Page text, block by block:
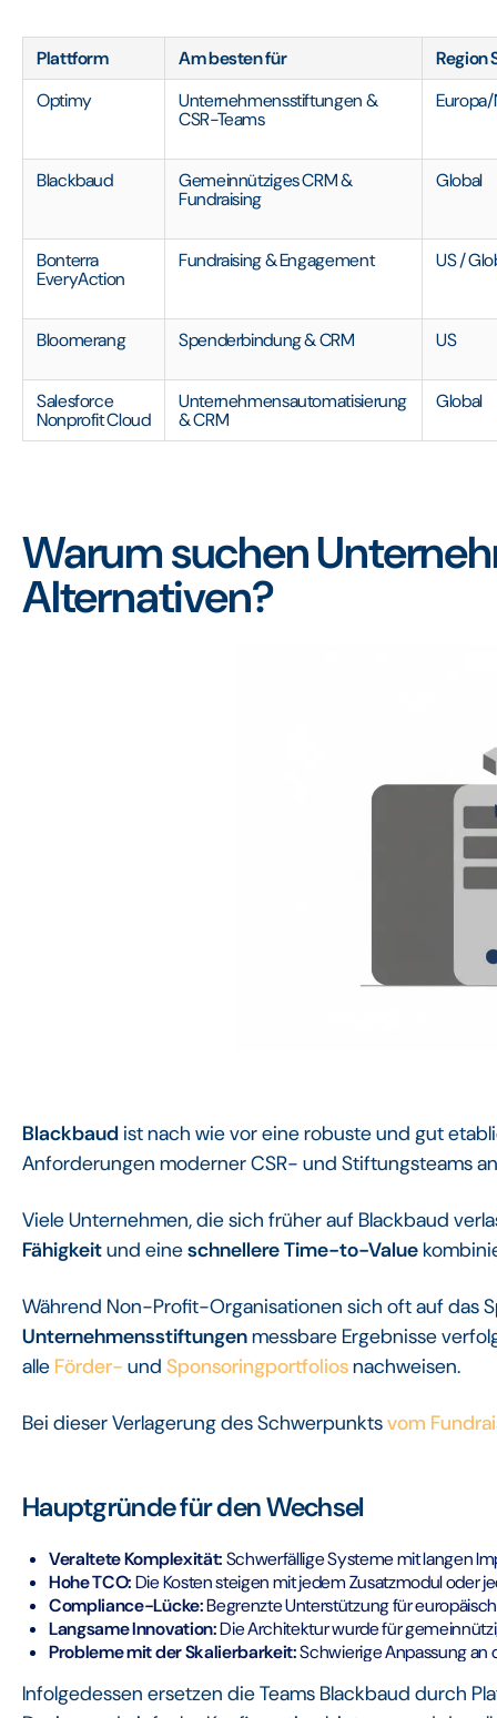
Plattform Am besten für
Region
Optimy
Unternehmensstiftungen &
CSR-Teams
Blackbaud
Gemeinnütziges CRM &
Fundraising
Global
Bonterra
EveryAction
Fundraising & Engagement US /
Bloomerang Spenderbindung & CRM US
Salesforce
Nonprofit Cloud
Unternehmensautomatisierung
& CRM
Global
Warum suchen
Alternativen?
Blackbaud ist nach wie vor eine robuste und gut
Anforderungen moderner CSR- und Stiftungsteams
Viele Unternehmen, die sich früher auf Blackbaud
Fähigkeitund eineschnellere Time-to-Value
Während Non-Profit-Organisationen sich oft auf das
Unternehmensstiftungenmessbare Ergebnisse
alle Förder- und Sponsoringportfoliosnachweisen.
Bei dieser Verlagerung des Schwerpunktsvom
Hauptgründe für den Wechsel
Veraltete Komplexität:Schwerfällige Systeme mit langen
Hohe TCO:Die Kosten steigen mit jedem Zusatzmodul oder
Compliance-Lücke:Begrenzte Unterstützung für
Langsame Innovation:Die Architektur wurde für
Probleme mit der Skalierbarkeit:Schwierige Anpassung
Infolgedessen ersetzen die Teams Blackbaud durch